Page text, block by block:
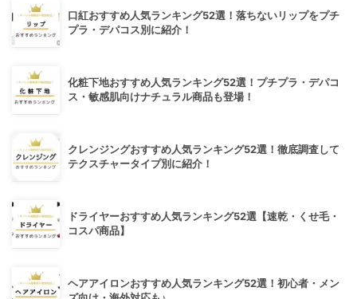
口紅おすすめ人気ランキング52選！落ちないリップをプチ
プラ・デパコス別に紹介！
化粧下地おすすめ人気ランキング52選！プチプラ・デパコ
ス・敏感肌向けナチュラル商品も登場！
クレンジングおすすめ人気ランキング52選！徹底調査して
テクスチャータイプ別に紹介！
ドライヤーおすすめ人気ランキング52選【速乾・くせ毛・
コスパ商品】
ヘアアイロンおすすめ人気ランキング52選！初心者・メン